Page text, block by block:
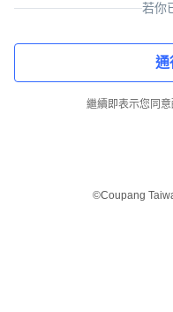
若你
通
繼續即表示您同意
©Coupang